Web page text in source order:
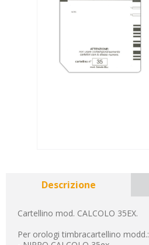
Descrizione
Cartellino mod. CALCOLO 35EX.
Per orologi timbracartellino modd.: